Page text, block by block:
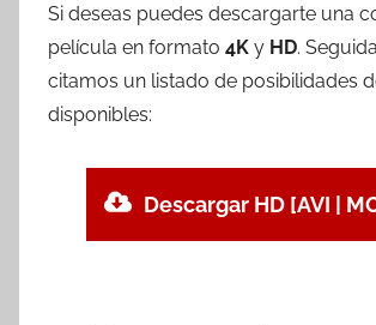
Si deseas puedes descargarte una
película en formato 4K y HD.
citamos un listado de posibilidades
disponibles:
Descargar HD [AVI |